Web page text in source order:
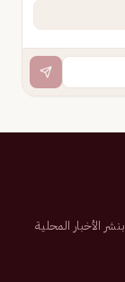
تم تأسيسها عام 2007م تهتم بنشر الأخبار المحلية